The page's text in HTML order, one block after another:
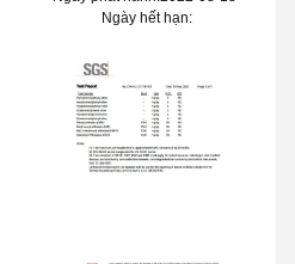
Ngày hết hạn: